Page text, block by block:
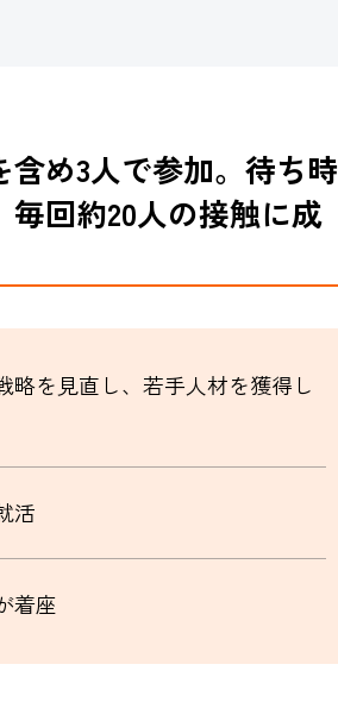
め3人で参加。待ち時
回約20人の接触に成
略を見直し、若手人材を獲得し
活
着座